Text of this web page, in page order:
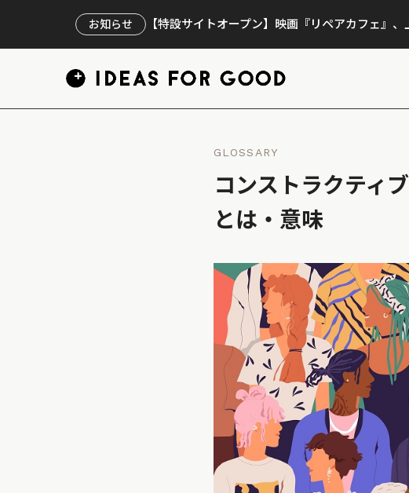
お知らせ 【特設サイトオープン】映画『リペアカフェ』
GLOSSARY
コンストラクティ
とは・意味